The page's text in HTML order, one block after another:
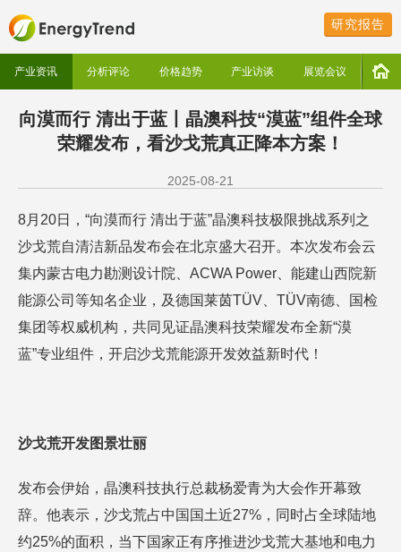
研究报告
产业资讯 分析评论 价格趋势 产业访谈 展览会议
向漠而行 清出于蓝丨晶澳科技“漠蓝”组件全球
荣耀发布，看沙戈荒真正降本方案！
2025-08-21
8月20日，“向漠而行 清出于蓝”晶澳科技极限挑战系列之
沙戈荒自清洁新品发布会在北京盛大召开。本次发布会云
集内蒙古电力勘测设计院、ACWA Power、能建山西院新
能源公司等知名企业，及德国莱茵TÜV、TÜV南德、国检
集团等权威机构，共同见证晶澳科技荣耀发布全新“漠
蓝”专业组件，开启沙戈荒能源开发效益新时代！
沙戈荒开发图景壮丽
发布会伊始，晶澳科技执行总裁杨爱青为大会作开幕致
辞。他表示，沙戈荒占中国国土近27%，同时占全球陆地
约25%的面积，当下国家正有序推进沙戈荒大基地和电力